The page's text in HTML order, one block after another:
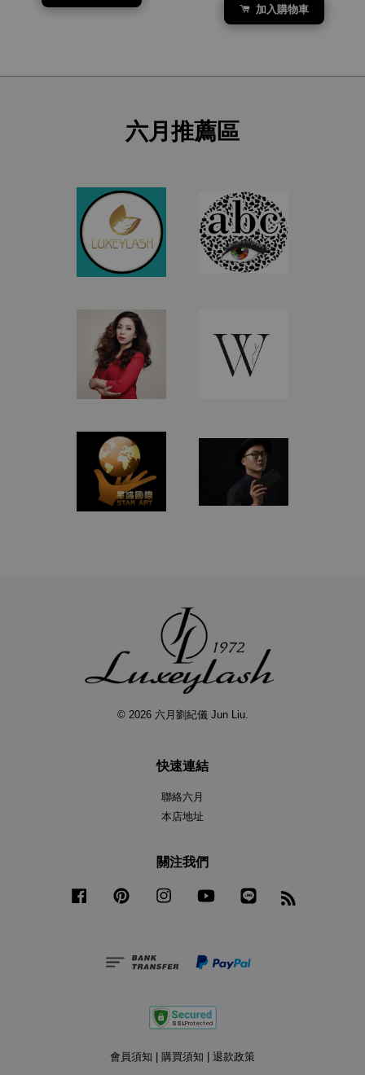
加入購物車
六月推薦區
© 2026 六月劉紀儀 Jun Liu.
快速連結
聯絡六月
本店地址
關注我們
Facebook Pinterest Instagram YouTube
會員須知 購買須知 退款政策